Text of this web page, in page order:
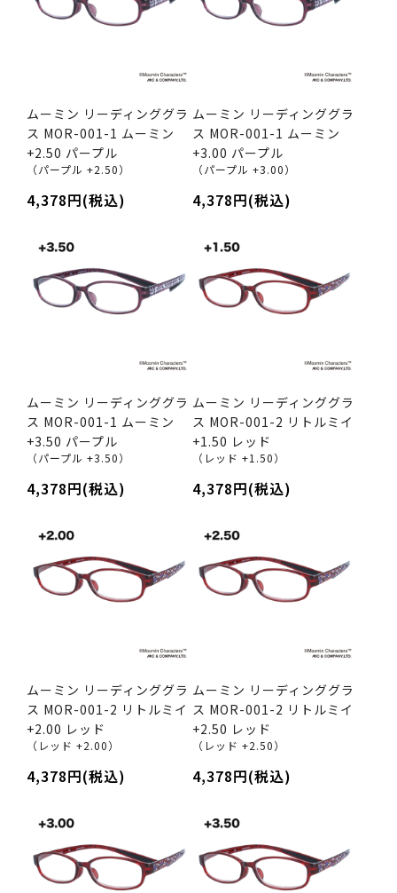
ムーミン リーディンググラ
ス MOR-001-1 ムーミン
+2.50 パープル
（パープル +2.50）
4,378円(税込)
ムーミン リーディンググラ
ス MOR-001-1 ムーミン
+3.00 パープル
（パープル +3.00）
4,378円(税込)
ムーミン リーディンググラ
ス MOR-001-1 ムーミン
+3.50 パープル
（パープル +3.50）
4,378円(税込)
ムーミン リーディンググラ
ス MOR-001-2 リトルミイ
+1.50 レッド
（レッド +1.50）
4,378円(税込)
ムーミン リーディンググラ
ス MOR-001-2 リトルミイ
+2.00 レッド
（レッド +2.00）
4,378円(税込)
ムーミン リーディンググラ
ス MOR-001-2 リトルミイ
+2.50 レッド
（レッド +2.50）
4,378円(税込)